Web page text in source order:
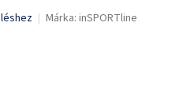
Márka: inSPORTline